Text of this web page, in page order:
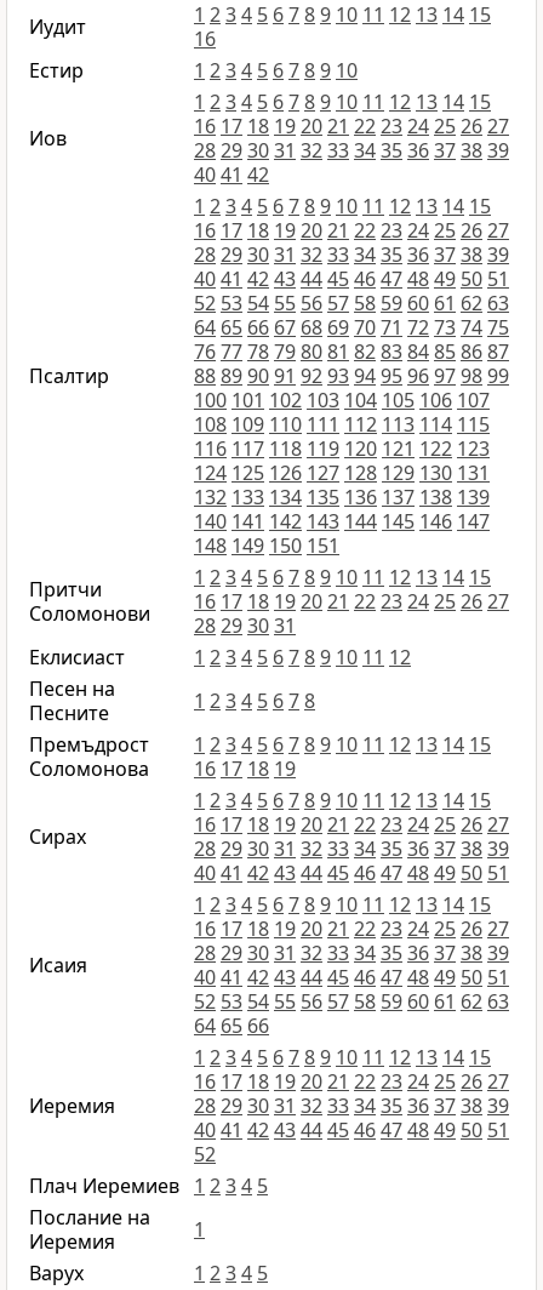
Иудит
1 234 5 6789 10 11 12 13 14 15
16
Естир
1 234 5 6789 10
Иов
1 234 5 6789 10 11 12 13 14 15
16 17 18 192021 222324252627
28293031 3233343536373839
4041 42
Псалтир
1 234 5 6789 10 11 12 13 14 15
16 17 18 192021 222324252627
28293031 3233343536373839
4041 4243444546474849 50 51
52 53 54 55 56 57 58 59 60 61 62 63
64 65 66 67 68 697071 72737475
767778798081 828384858687
88899091 9293949596979899
100 101 102 103 104 105 106 107
108 109 110 111 112 113 114 115
116 117 118 119 120 121 122 123
124 125 126 127 128 129 130 131
132 133 134 135 136 137 138 139
140 141 142 143 144 145 146 147
148 149 150 151
Притчи
Соломонови
1 234 5 6789 10 11 12 13 14 15
16 17 18 192021 222324252627
28293031
Еклисиаст
1 234 5 6789 10 11 12
Песен на
Песните
1 234 5 678
Премъдрост
Соломонова
1 234 5 6789 10 11 12 13 14 15
16 17 18 19
Сирах
1 234 5 6789 10 11 12 13 14 15
16 17 18 192021 222324252627
28293031 3233343536373839
4041 4243444546474849 50 51
Исаия
1 234 5 6789 10 11 12 13 14 15
16 17 18 192021 222324252627
28293031 3233343536373839
4041 4243444546474849 50 51
52 53 54 55 56 57 58 59 60 61 62 63
64 65 66
Иеремия
1 234 5 6789 10 11 12 13 14 15
16 17 18 192021 222324252627
28293031 3233343536373839
4041 4243444546474849 50 51
52
Плач Иеремиев 1 234 5
Послание на
Иеремия
1
Варух
1 234 5